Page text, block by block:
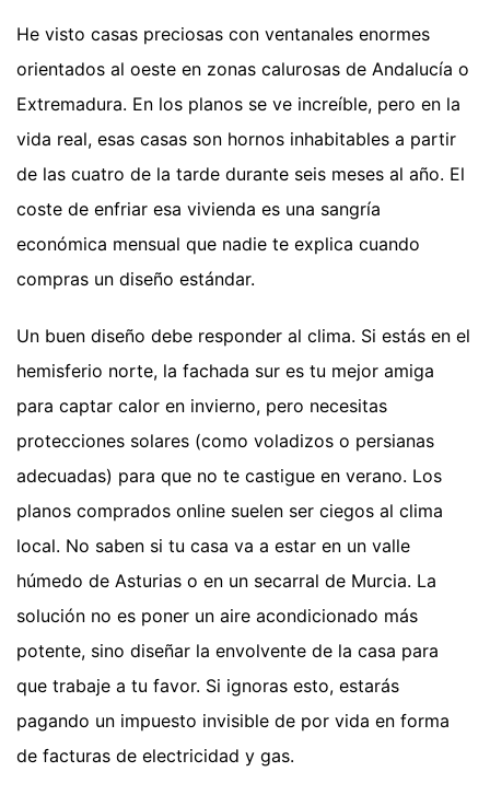
He visto casas preciosas con ventanales enormes
orientados al oeste en zonas calurosas de Andalucía o
Extremadura. En los planos se ve increíble, pero en la
vida real, esas casas son hornos inhabitables a partir
de las cuatro de la tarde durante seis meses al año. El
coste de enfriar esa vivienda es una sangría
económica mensual que nadie te explica cuando
compras un diseño estándar.
Un buen diseño debe responder al clima. Si estás en el
hemisferio norte, la fachada sur es tu mejor amiga
para captar calor en invierno, pero necesitas
protecciones solares (como voladizos o persianas
adecuadas) para que no te castigue en verano. Los
planos comprados online suelen ser ciegos al clima
local. No saben si tu casa va a estar en un valle
húmedo de Asturias o en un secarral de Murcia. La
solución no es poner un aire acondicionado más
potente, sino diseñar la envolvente de la casa para
que trabaje a tu favor. Si ignoras esto, estarás
pagando un impuesto invisible de por vida en forma
de facturas de electricidad y gas.